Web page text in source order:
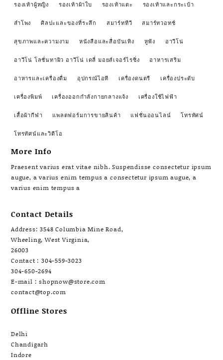
รองเท้าผู้หญิง รองเท้าผ้าใบ รองเท้าแตะ รองเท้าและกระเป๋า
ลำโพง ศิลปะและของที่ระลึก สมาร์ททีวี สมาร์ทวอทช์
สุขภาพและความงาม หนังสือและสื่อบันเทิง หูฟัง อาวีโน่
อาวีโน่ โลชั่นทาผิว อาวีโน่ เดลี่ มอยส์เจอร์ไรซิ่ง อาหารเสริม
อาหารและเครื่องดื่ม อุปกรณ์ไอที เครื่องดนตรี เครื่องประดับ
เครื่องพิมพ์ เครื่องออกกำลังกายกลางแจ้ง เครื่องใช้ไฟฟ้า
เสื้อผ้ากีฬา แพลตฟอร์มการขายสินค้า แฟชั่นออนไลน์ โทรทัศน์
โทรทัศน์และวิดีโอ
More Info
Praesent varius erat vitae nibh. Suspendisse consectetur ipsum
augue, a varius enim tempus a consectetur ipsum augue, a
varius enim tempus a
Contact Details
Address: 3548 Columbia Mine Road,
Wheeling, West Virginia,
26003
Contact : 304-559-3023
304-650-2694
E-mail : shopnow@store.com
contact@top.com
Offline Stores
Delhi
Chandigarh
Indore